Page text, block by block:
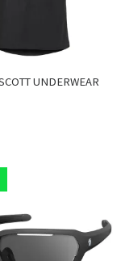
UNDERWEAR